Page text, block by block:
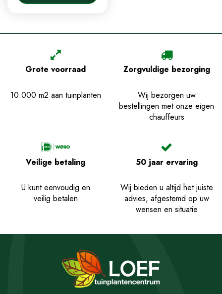
Grote voorraad
10.000 m2 aan tuinplanten
Zorgvuldige bezorging
Wij bezorgen uw
bestellingen met onze eigen
chauffeurs
Veilige betaling
U kunt eenvoudig en
veilig betalen
50 jaar ervaring
Wij bieden u altijd het juiste
advies, afgestemd op uw
wensen en situatie